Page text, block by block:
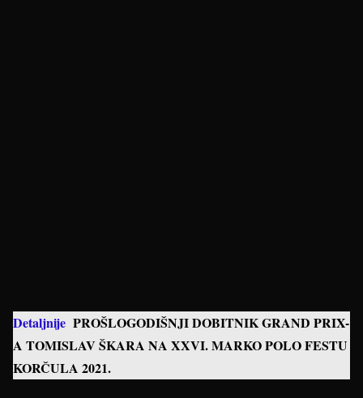
Detaljnije PROŠLOGODIŠNJI DOBITNIK GRAND PRIX-
A TOMISLAV ŠKARA NA XXVI. MARKO POLO FESTU
KORČULA 2021.